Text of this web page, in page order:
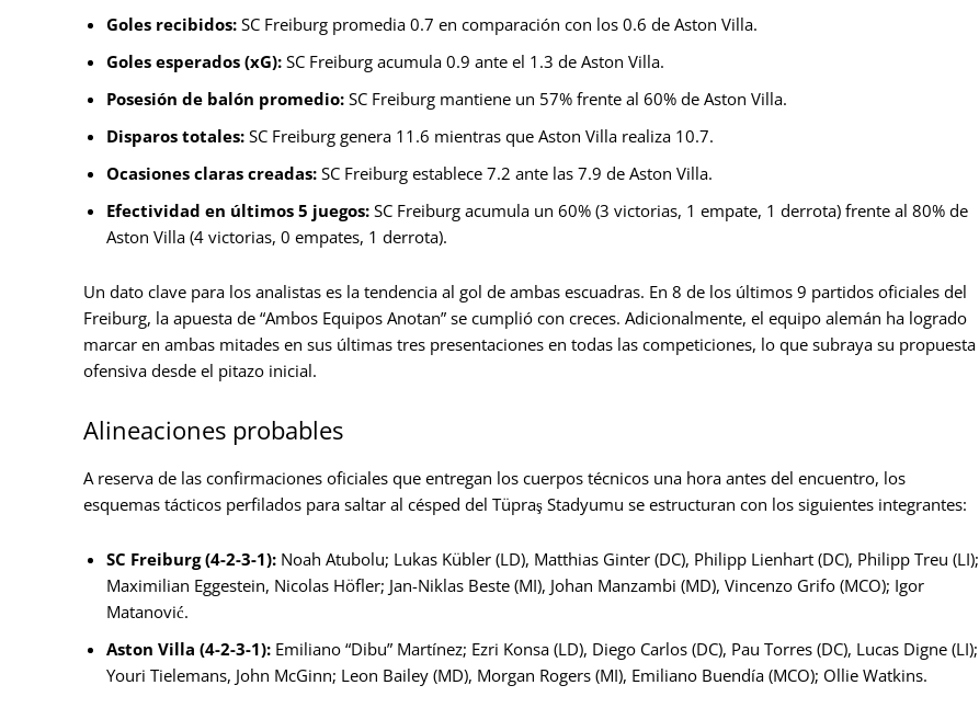
Goles recibidos: SC Freiburg promedia 0.7 en comparación con los 0.6 de Aston Villa.
Goles esperados (xG): SC Freiburg acumula 0.9 ante el 1.3 de Aston Villa.
Posesión de balón promedio: SC Freiburg mantiene un 57% frente al 60% de Aston Villa.
Disparos totales: SC Freiburg genera 11.6 mientras que Aston Villa realiza 10.7.
Ocasiones claras creadas: SC Freiburg establece 7.2 ante las 7.9 de Aston Villa.
Efectividad en últimos 5 juegos: SC Freiburg acumula un 60% (3 victorias, 1 empate, 1 derrota) frente al 80% de
Aston Villa (4 victorias, 0 empates, 1 derrota).
Un dato clave para los analistas es la tendencia al gol de ambas escuadras. En 8 de los últimos 9 partidos oficiales del
Freiburg, la apuesta de “Ambos Equipos Anotan” se cumplió con creces. Adicionalmente, el equipo alemán ha logrado
marcar en ambas mitades en sus últimas tres presentaciones en todas las competiciones, lo que subraya su propuesta
ofensiva desde el pitazo inicial.
Alineaciones probables
A reserva de las confirmaciones oficiales que entregan los cuerpos técnicos una hora antes del encuentro, los
esquemas tácticos perfilados para saltar al césped del Tüpraş Stadyumu se estructuran con los siguientes integrantes:
SC Freiburg (4-2-3-1): Noah Atubolu; Lukas Kübler (LD), Matthias Ginter (DC), Philipp Lienhart (DC), Philipp Treu (LI);
Maximilian Eggestein, Nicolas Höfler; Jan-Niklas Beste (MI), Johan Manzambi (MD), Vincenzo Grifo (MCO); Igor
Matanović.
Aston Villa (4-2-3-1): Emiliano “Dibu” Martínez; Ezri Konsa (LD), Diego Carlos (DC), Pau Torres (DC), Lucas Digne (LI);
Youri Tielemans, John McGinn; Leon Bailey (MD), Morgan Rogers (MI), Emiliano Buendía (MCO); Ollie Watkins.